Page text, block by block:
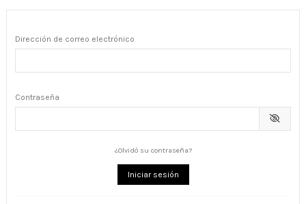
Dirección de correo electrónico
Contraseña
¿Olvidó su contraseña?
Iniciar sesión